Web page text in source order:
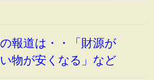
報道は・・「財源が
物が安くなる」など